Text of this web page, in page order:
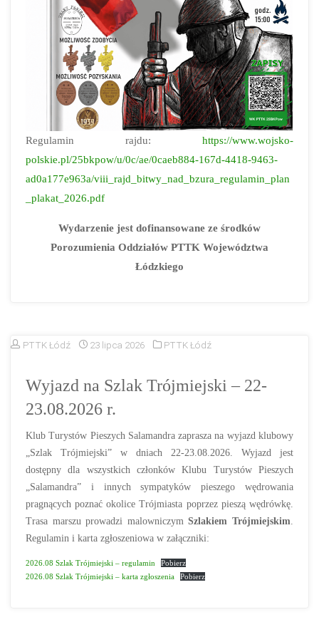
Regulamin rajdu: https://www.wojsko-
polskie.pl/25bkpow/u/0c/ae/0caeb884-167d-4418-9463-
ad0a177e963a/viii_rajd_bitwy_nad_bzura_regulamin_plan
_plakat_2026.pdf
Wydarzenie jest dofinansowane ze środków
Porozumienia Oddziałów PTTK Województwa
Łódzkiego
PTTK Łódź 23 lipca 2026 PTTK Łódź
Wyjazd na Szlak Trójmiejski – 22-
23.08.2026 r.
Klub Turystów Pieszych Salamandra zaprasza na wyjazd klubowy
„Szlak Trójmiejski” w dniach 22-23.08.2026. Wyjazd jest
dostępny dla wszystkich członków Klubu Turystów Pieszych
„Salamandra” i innych sympatyków pieszego wędrowania
pragnących poznać okolice Trójmiasta poprzez pieszą wędrówkę.
Trasa marszu prowadzi malowniczymSzlakiem Trójmiejskim
Regulamin i karta zgłoszeniowa w załączniki:
2026.08 Szlak Trójmiejski – regulamin
Pobierz
2026.08 Szlak Trójmiejski – karta zgłoszenia
Pobierz